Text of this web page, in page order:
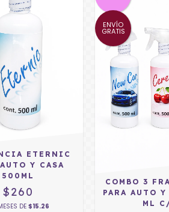
ETERNIC
Y CASA
500ML
$260
DE$15.26
ENVÍO
GRATIS
COMBO 3
PARA AUTO
ML